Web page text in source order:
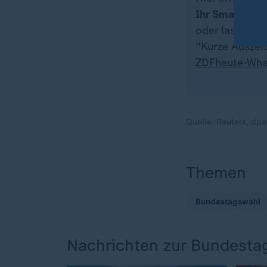
Ihr Smartphone
oder lassen
"Kurze
ZDFheute-
Themen
Bundestagswahl
Nachrichten zur